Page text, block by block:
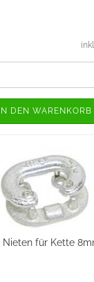
IN DEN WARENKORB
für Kette